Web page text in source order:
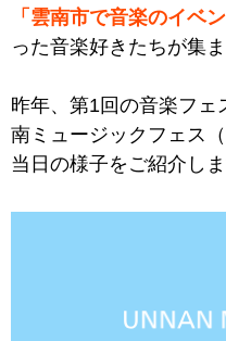
「雲南市で音楽のイベ
った音楽好きたちが集
昨年、第1回の音楽フ
南ミュージックフェス
当日の様子をご紹介しま